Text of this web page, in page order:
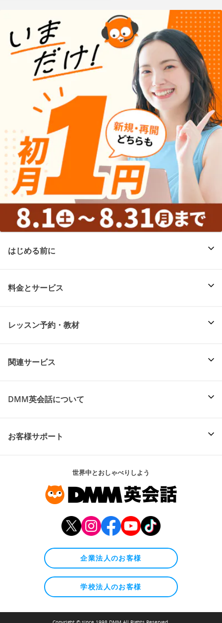
はじめる前に
料金とサービス
レッスン予約・教材
関連サービス
DMM英会話について
お客様サポート
世界中とおしゃべりしよう
企業法人のお客様
学校法人のお客様